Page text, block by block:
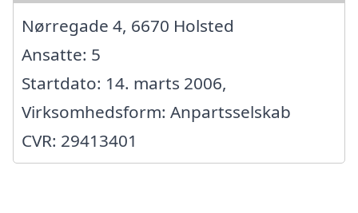
Nørregade 4, 6670 Holsted
Ansatte: 5
Startdato: 14. marts 2006,
Virksomhedsform: Anpartsselskab
CVR: 29413401